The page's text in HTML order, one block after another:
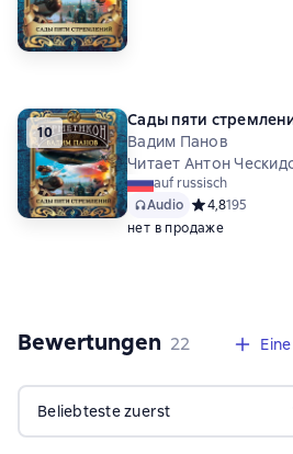
10
Сады пяти
Вадим Панов
Читает Антон
auf russisch
Audio Средний
4,8195
нет в продаже
Bewertungen 22
22
Beliebteste zuerst